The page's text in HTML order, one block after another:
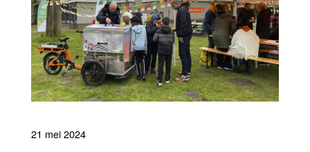
21 mei 2024